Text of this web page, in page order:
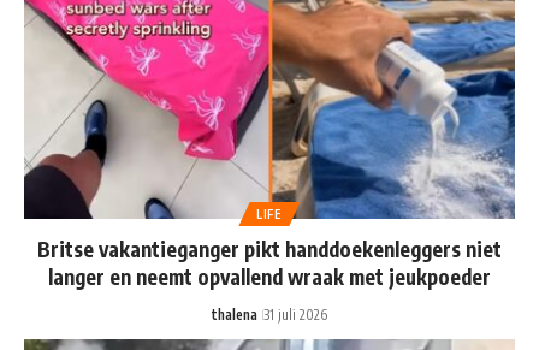
LIFE
Britse vakantieganger pikt handdoekenleggers niet
langer en neemt opvallend wraak met jeukpoeder
thalena 31 juli 2026